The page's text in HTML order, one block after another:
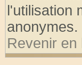
l'utilisation
anonymes.
Revenir en